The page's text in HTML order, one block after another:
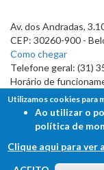
Av. dos Andradas,
CEP: 30260-900 -
Como chegar
Telefone geral: (31)
Horário de
7h às 19h
Utilizamos cookies para
Ao utilizar o
política de
Clique aqui para ver